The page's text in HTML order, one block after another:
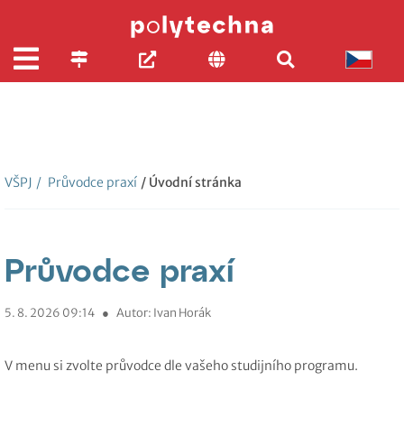
VŠPJ / Průvodce praxí / Úvodní stránka
Průvodce praxí
5. 8. 2026 09:14 ● Autor: Ivan Horák
V menu si zvolte průvodce dle vašeho studijního programu.